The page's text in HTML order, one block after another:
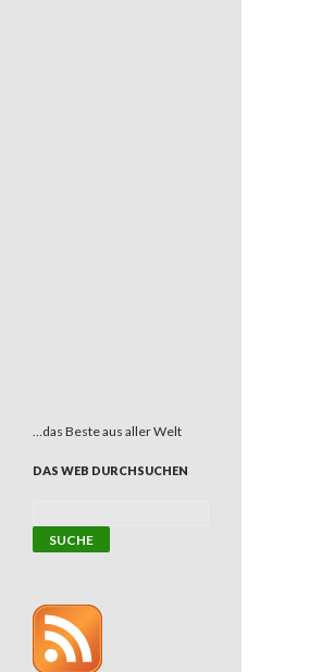
…das Beste aus aller Welt
DAS WEB DURCHSUCHEN